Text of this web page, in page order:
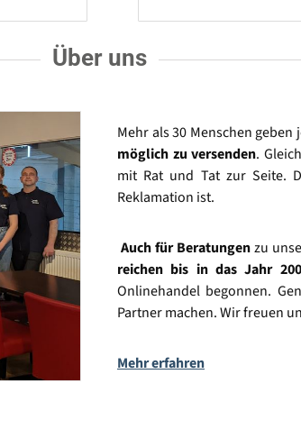
Über uns
Mehr als 30 Menschen
möglich zu versenden.
mit Rat und Tat zur Seite.
Reklamation ist.
Auch für Beratungenzu
reichen bis in das Jahr
Onlinehandel begonnen.
Partner machen. Wir freuen
Mehr erfahren